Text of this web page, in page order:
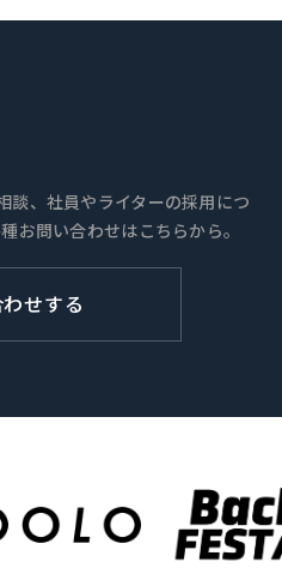
談、社員やライターの採用につ
お問い合わせはこちらから。
せする